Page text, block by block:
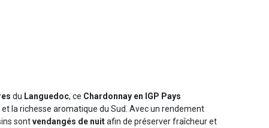
du Languedoc, ce Chardonnay en IGP Pays
la richesse aromatique du Sud. Avec un rendement
sontvendangés de nuitafin de préserver fraîcheur et